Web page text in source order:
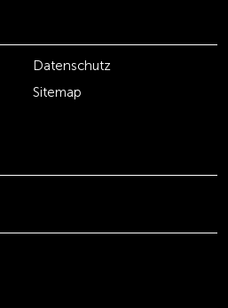
Datenschutz
Sitemap